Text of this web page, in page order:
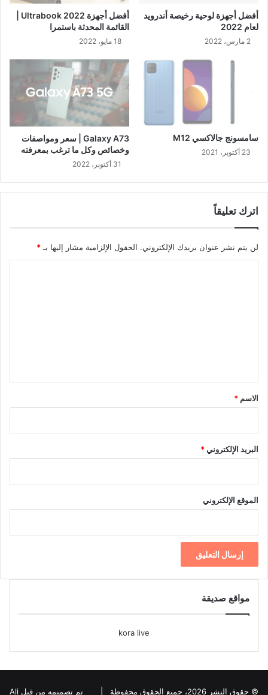
أفضل أجهزة لوحية رخيصة أندرويد
لعام 2022
2 مارس، 2022
القائمة المحدثة باستمرا
18 مايو، 2022
سامسونج جالاكسي M12
23 أكتوبر، 2021
Galaxy A73 | سعر ومواصفات
وخصائص وكل ما ترغب بمعرفته
31 أكتوبر، 2022
اترك تعليقاً
لن يتم نشر عنوان بريدك الإلكتروني. الحقول الإلزامية مشار إليها بـ*
*
الاسم *
البريد الإلكتروني*
الموقع الإلكتروني
مواقع صديقة
kora live
© حقوق النشر 2026، جميع الحقوق محفوظة | تم تصميمه من قبل Ali